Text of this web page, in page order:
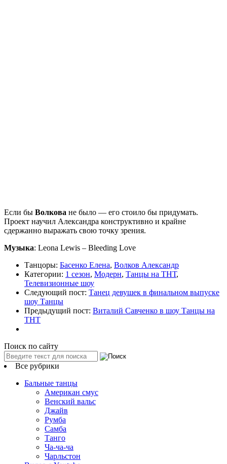
Если бы Волкова не было — его стоило бы придумать.
Проект научил Александра конструктивно и крайне
сдержанно выражать свою точку зрения.
Музыка: Leona Lewis – Bleeding Love
Танцоры: Басенко Елена, Волков Александр
Категории: 1 сезон, Модерн, Танцы на ТНТ,
Телевизионные шоу
Следующий пост: Танец девушек в финальном выпуске
шоу Танцы
Предыдущий пост: Виталий Савченко в шоу Танцы на
ТНТ
Поиск по сайту
Все рубрики
Бальные танцы
Американ смус
Венский вальс
Джайв
Румба
Самба
Танго
Ча-ча-ча
Чарльстон